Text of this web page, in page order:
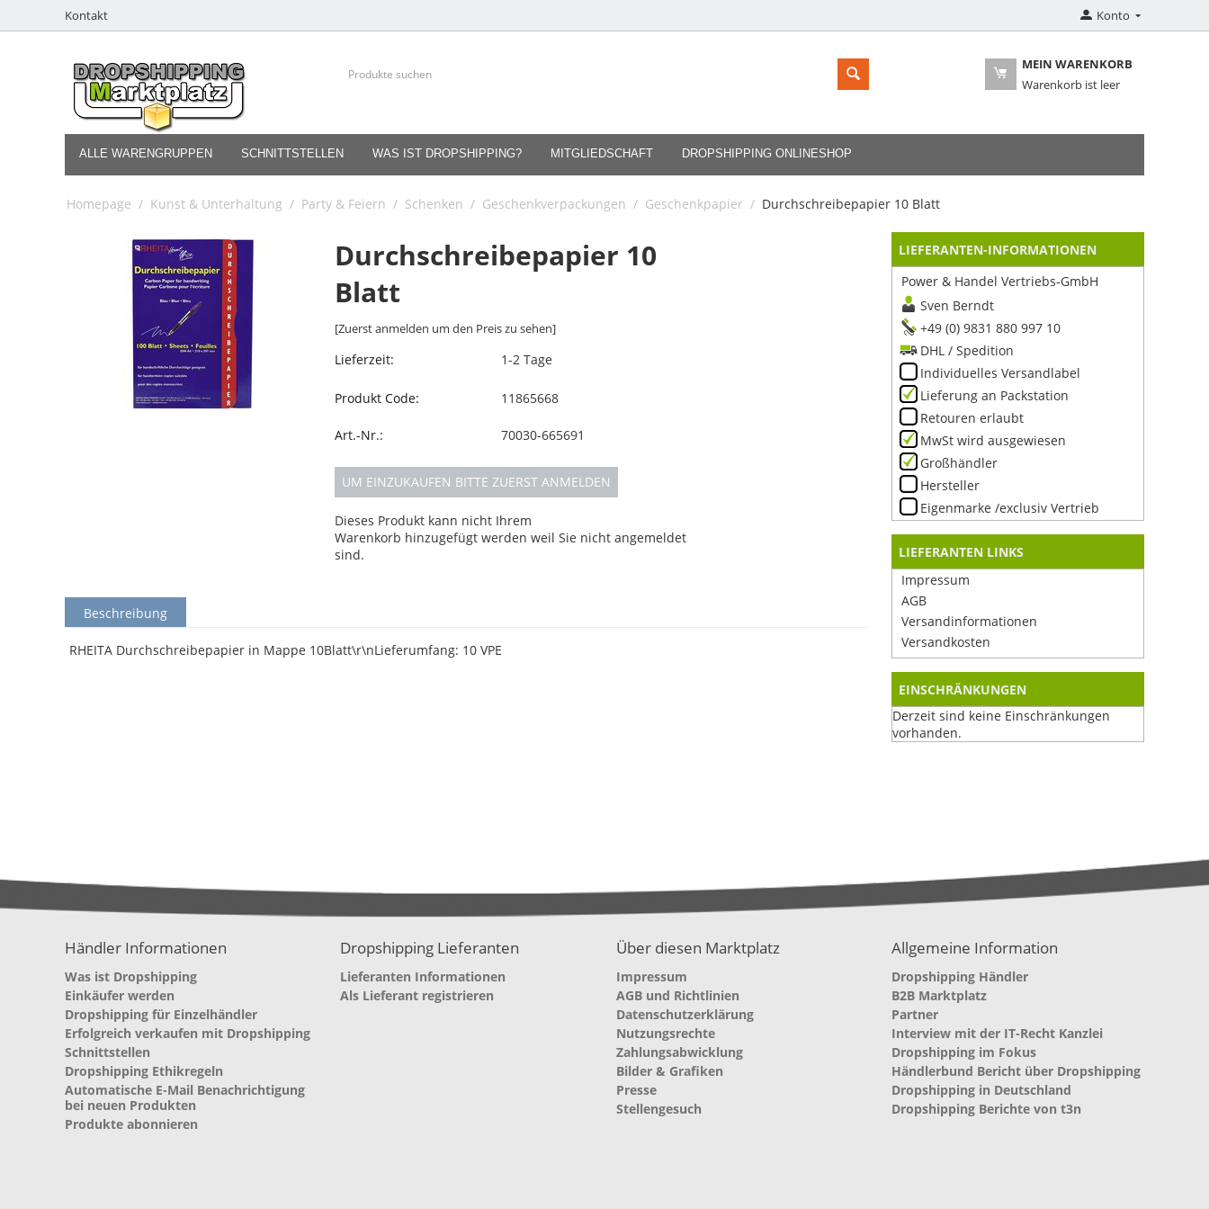
Kontakt Konto
MEIN WARENKORB
Warenkorb ist leer
ALLE WARENGRUPPEN SCHNITTSTELLEN WAS IST DROPSHIPPING? MITGLIEDSCHAFT DROPSHIPPING ONLINESHOP
Homepage / Kunst & Unterhaltung / Party & Feiern / Schenken / Geschenkverpackungen / Geschenkpapier / Durchschreibepapier 10 Blatt
Durchschreibepapier 10
Blatt
[Zuerst anmelden um den Preis zu sehen]
Lieferzeit: 1-2 Tage
Produkt Code: 11865668
Art.-Nr.: 70030-665691
UM EINZUKAUFEN BITTE ZUERST ANMELDEN
Dieses Produkt kann nicht Ihrem
Warenkorb hinzugefügt werden weil Sie nicht angemeldet
sind.
Beschreibung
RHEITA Durchschreibepapier in Mappe 10Blatt\r\nLieferumfang: 10 VPE
LIEFERANTEN-INFORMATIONEN
Power & Handel Vertriebs-GmbH
Sven Berndt
+49 (0) 9831 880 997 10
DHL / Spedition
Individuelles Versandlabel
Lieferung an Packstation
Retouren erlaubt
MwSt wird ausgewiesen
Großhändler
Hersteller
Eigenmarke /exclusiv Vertrieb
LIEFERANTEN LINKS
Impressum
AGB
Versandinformationen
Versandkosten
EINSCHRÄNKUNGEN
Derzeit sind keine Einschränkungen
vorhanden.
Händler Informationen
Was ist Dropshipping
Einkäufer werden
Dropshipping für Einzelhändler
Erfolgreich verkaufen mit Dropshipping
Schnittstellen
Dropshipping Ethikregeln
Automatische E-Mail Benachrichtigung
bei neuen Produkten
Produkte abonnieren
Dropshipping Lieferanten
Lieferanten Informationen
Als Lieferant registrieren
Über diesen Marktplatz
Impressum
AGB und Richtlinien
Datenschutzerklärung
Nutzungsrechte
Zahlungsabwicklung
Bilder & Grafiken
Presse
Stellengesuch
Allgemeine Information
Dropshipping Händler
B2B Marktplatz
Partner
Interview mit der IT-Recht Kanzlei
Dropshipping im Fokus
Händlerbund Bericht über Dropshipping
Dropshipping in Deutschland
Dropshipping Berichte von t3n